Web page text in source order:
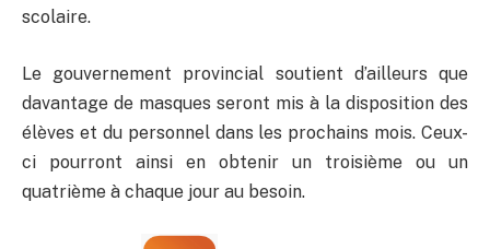
scolaire.
Le gouvernement provincial soutient d’ailleurs que
davantage de masques seront mis à la disposition des
élèves et du personnel dans les prochains mois. Ceux-
ci pourront ainsi en obtenir un troisième ou un
quatrième à chaque jour au besoin.